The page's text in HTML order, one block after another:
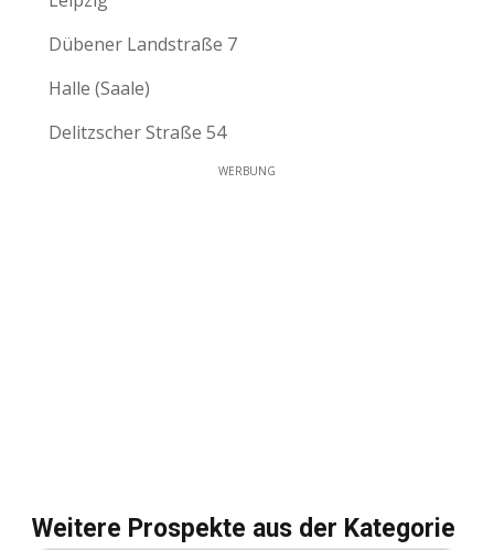
Dübener Landstraße 7
Halle (Saale)
Delitzscher Straße 54
WERBUNG
Weitere Prospekte aus der Kategorie